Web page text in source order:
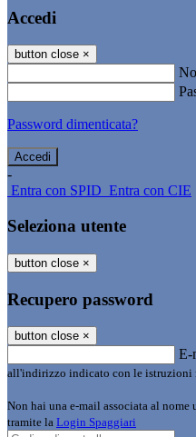
Accedi
button close ×
Password dimenticata?
-
Entra con SPID Entra con CIE
Seleziona utente
button close ×
Recupero password
button close ×
E-
all'indirizzo indicato con le istruzioni
Non hai una e-mail associata al nome
tramite la Login Spaggiari